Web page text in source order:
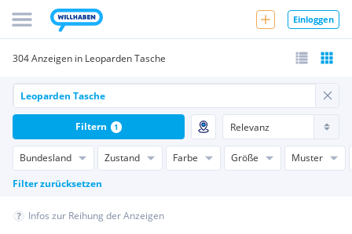
Einloggen
304 Anzeigen in Leoparden Tasche
Bundesland Zustand Farbe Größe
Muster
Filter zurücksetzen
Filtern 1
Infos zur Reihung der Anzeigen